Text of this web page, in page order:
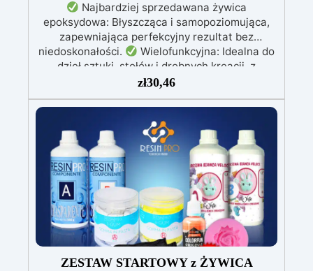
Najbardziej sprzedawana żywica
epoksydowa: Błyszcząca i samopoziomująca,
zapewniająca perfekcyjny rezultat bez
niedoskonałości.
Wielofunkcyjna: Idealna do
dzieł sztuki, stołów i drobnych kreacji, z
możliwością wylewania od 1 mm do 2 cm.
Odporna na zarysowania i promieniowanie UV:
Gwarantuje trwałe, intensywne i nienaruszone
prace, które nie żółkną z biegiem czasu.
Niska lepkość i formuła przeciwbąbelkowa: Dla
perfekcyjnych rezultatów, idealna do wlewania
do form i zatapiania.
Certyfikowana jako
bezpieczna po utwardzeniu: Bezpieczna w
kontakcie ze skórą, wolna od BPA i VoC,
zapewniając bezpieczeństwo i wysoką jakość.
zł30,46
ZESTAW STARTOWY z ŻYWICA